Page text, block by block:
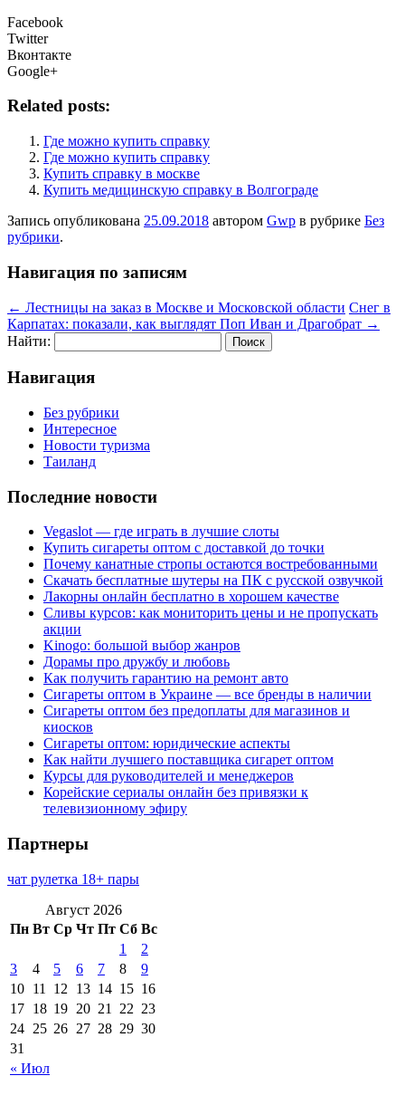
Facebook
Twitter
Вконтакте
Google+
Related posts:
Где можно купить справку
Где можно купить справку
Купить справку в москве
Купить медицинскую справку в Волгограде
Запись опубликована 25.09.2018 автором Gwp в рубрике Без
рубрики.
Навигация по записям
← Лестницы на заказ в Москве и Московской области Снег в
Карпатах: показали, как выглядят Поп Иван и Драгобрат →
Найти:
Навигация
Без рубрики
Интересное
Новости туризма
Таиланд
Последние новости
Vegaslot — где играть в лучшие слоты
Купить сигареты оптом с доставкой до точки
Почему канатные стропы остаются востребованными
Скачать бесплатные шутеры на ПК с русской озвучкой
Лакорны онлайн бесплатно в хорошем качестве
Сливы курсов: как мониторить цены и не пропускать
акции
Kinogo: большой выбор жанров
Дорамы про дружбу и любовь
Как получить гарантию на ремонт авто
Сигареты оптом в Украине — все бренды в наличии
Сигареты оптом без предоплаты для магазинов и
киосков
Сигареты оптом: юридические аспекты
Как найти лучшего поставщика сигарет оптом
Курсы для руководителей и менеджеров
Корейские сериалы онлайн без привязки к
телевизионному эфиру
Партнеры
чат рулетка 18+ пары
Август 2026
Пн Вт Ср Чт Пт Сб Вс
« Июл
1
2
3
4 5 6 7 8
9
10 11 12 13 14 15 16
17 18 19 20 21 22 23
24 25 26 27 28 29 30
31